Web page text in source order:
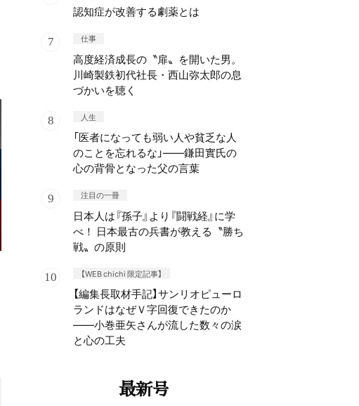
認知症が改善する劇薬とは
仕事
高度経済成長の〝扉〟を開いた男。
川崎製鉄初代社長・西山弥太郎の息
づかいを聴く
人生
「医者になっても弱い人や貧乏な人
のことを忘れるな」——鎌田實氏の
心の背骨となった父の言葉
注目の一冊
日本人は『孫子』より『闘戦経』に学
べ！ 日本最古の兵書が教える〝勝ち
戦〟の原則
【WEB chichi 限定記事】
【編集長取材手記】サンリオピューロ
ランドはなぜＶ字回復できたのか
——小巻亜矢さんが流した数々の涙
と心の工夫
最新号